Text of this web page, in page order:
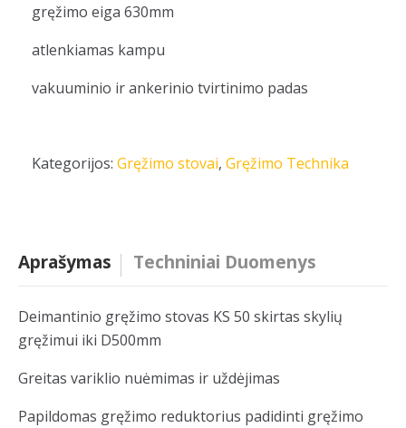
gręžimo eiga 630mm
atlenkiamas kampu
vakuuminio ir ankerinio tvirtinimo padas
Kategorijos: Gręžimo stovai, Gręžimo Technika
Aprašymas Techniniai Duomenys
Deimantinio gręžimo stovas KS 50 skirtas skylių
gręžimui iki D500mm
Greitas variklio nuėmimas ir uždėjimas
Papildomas gręžimo reduktorius padidinti gręžimo